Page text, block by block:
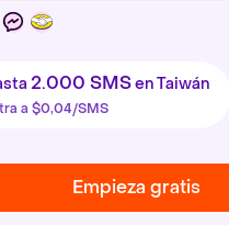
2.000 SMSen Taiwán
a $0,04/SMS
Empieza gratis